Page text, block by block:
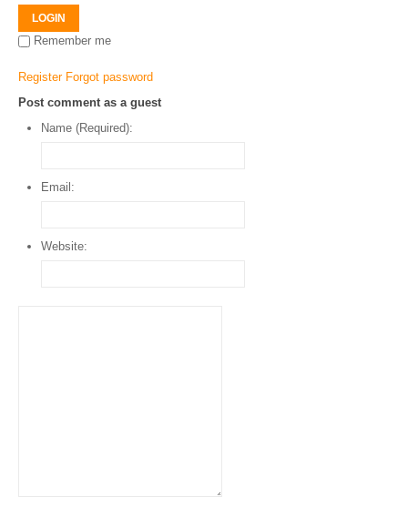
LOGIN
Remember me
Register Forgot password
Post comment as a guest
Name (Required):
Email:
Website: